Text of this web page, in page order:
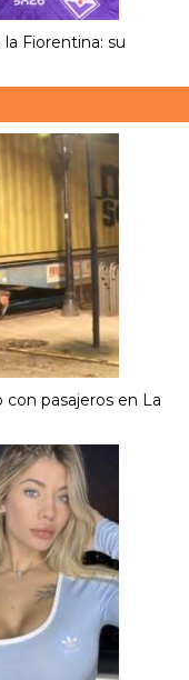
Fiorentina: su
pasajeros en La